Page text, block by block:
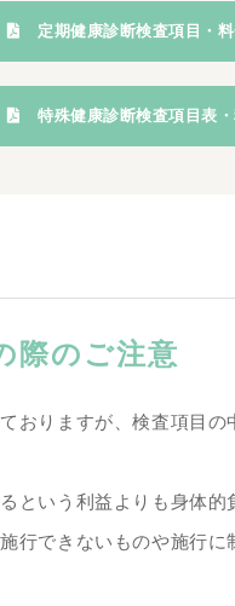
定期健康診断検査項目・
特殊健康診断検査項目表
際のご注意
おりますが、検査項目の
という利益よりも身体的
行できないものや施行に